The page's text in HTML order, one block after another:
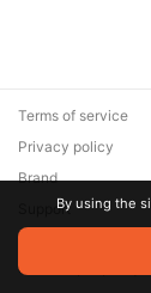
© 2026 Zaya
are the property
Terms of service
Privacy policy
Brand
SupportBy using the